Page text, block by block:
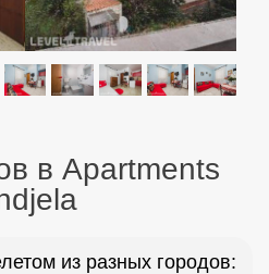
в Apartments
из разных городов: